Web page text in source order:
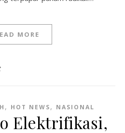
MORE
, HOT NEWS, NASIONAL
Elektrifikasi,